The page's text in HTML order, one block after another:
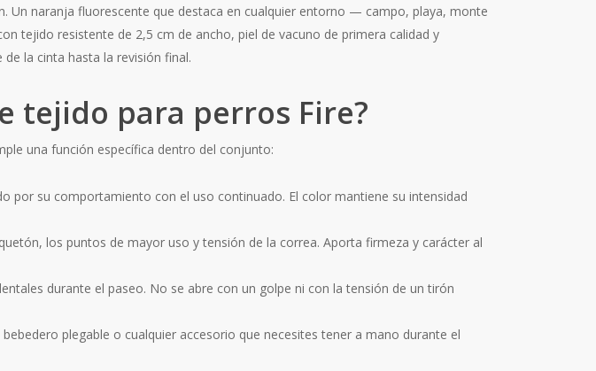
Un naranja fluorescente que destaca en cualquier entorno — campo, playa, monte
tejido resistente de 2,5 cm de ancho, piel de vacuno de primera calidad y
la cinta hasta la revisión final.
tejido para perros Fire?
una función específica dentro del conjunto:
por su comportamiento con el uso continuado. El color mantiene su intensidad
los puntos de mayor uso y tensión de la correa. Aporta firmeza y carácter al
durante el paseo. No se abre con un golpe ni con la tensión de un tirón
plegable o cualquier accesorio que necesites tener a mano durante el